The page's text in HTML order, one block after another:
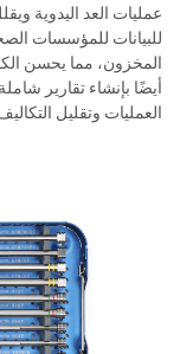
عمليات العد اليدوية
للبيانات للمؤسسات
المخزون، مما يحسن
أيضًا بإنشاء تقارير
العمليات وتقليل